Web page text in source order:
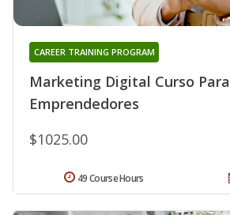
Marketing Digital Curso Para
Emprendedores
CAREER TRAINING PROGRAM
$1025.00
49 Course Hours